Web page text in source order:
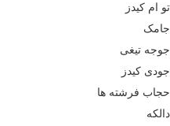
تو ام کیدز
جامک
جوجه تیغی
جودی کیدز
حجاب فرشته ها
دالکه